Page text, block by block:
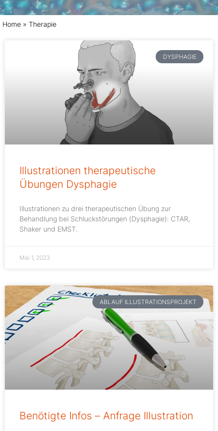
Home » Therapie
DYSPHAGIE
Illustrationen therapeutische
Übungen Dysphagie
Illustrationen zu drei therapeutischen Übung zur
Behandlung bei Schluckstörungen (Dysphagie): CTAR,
Shaker und EMST.
Mai 1, 2023
ABLAUF ILLUSTRATIONSPROJEKT
Benötigte Infos – Anfrage Illustration